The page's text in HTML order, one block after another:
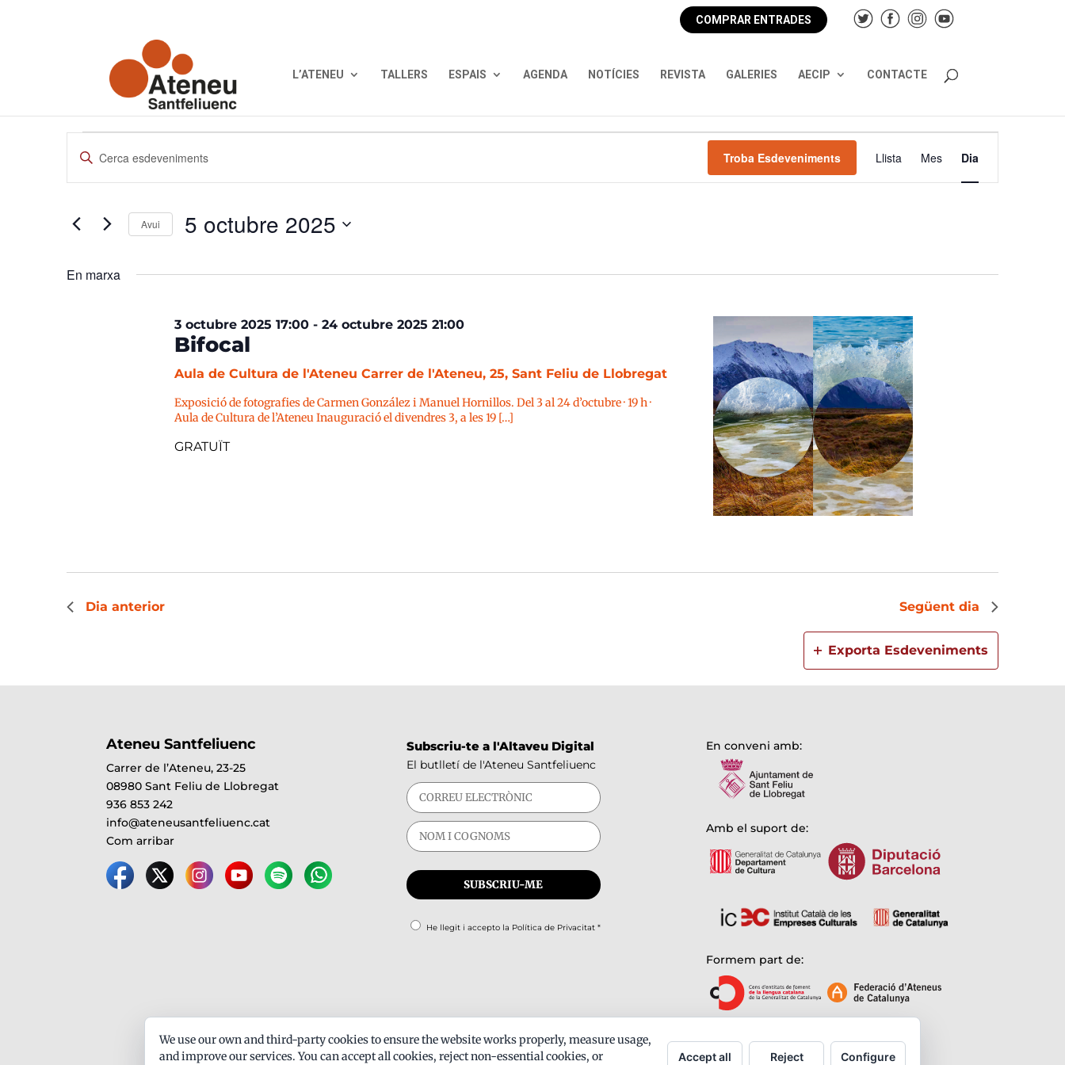
COMPRAR ENTRADES
L’ATENEU TALLERS ESPAIS AGENDA NOTÍCIES REVISTA GALERIES AECIP CONTACTE
Esdeveniments
del
5
octubre
2025
Navegació
visual
i
d'Esdeveniments
Introduïu
paraula
Cerqueu
paraula
Troba Esdeveniments de
visualitzacions
Llista Mes Dia
Avui 5 octubre 2025
En marxa
Bifocal
3 octubre 2025 17:00- 24 octubre 2025 21:00
Aula de Cultura de l'Ateneu Carrer de l'Ateneu, 25, Sant Feliu de Llobregat
Exposició de fotografies de Carmen González i Manuel Hornillos. Del 3 al 24 d’octubre · 19 h ·
Aula de Cultura de l’Ateneu Inauguració el divendres 3, a les 19 […]
GRATUÏT
Dia anterior Següent dia
Exporta Esdeveniments
Ateneu Santfeliuenc
Carrer de l’Ateneu, 23-25
08980 Sant Feliu de Llobregat
936 853 242
info@ateneusantfeliuenc.cat
Com arribar
Subscriu-te a l'Altaveu Digital
El butlletí de l'Ateneu Santfeliuenc
He llegit i accepto la Política de Privacitat*
En conveni amb:
Amb el suport de:
Formem part de:
We use our own and third-party cookies to ensure the website works properly, measure usage,
and improve our services. You can accept all cookies, reject non-essential cookies, or
Accept all Reject Configure